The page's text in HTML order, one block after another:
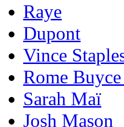
Raye
Dupont
Vince
Rome
Sarah Maï
Josh Mason